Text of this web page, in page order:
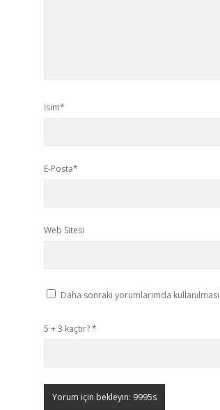
İsim*
E-Posta*
Web Sitesi
Daha sonraki yorumlarımda
5 + 3 kaçtır?*